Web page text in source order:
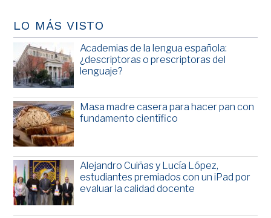
LO MÁS VISTO
Academias de la lengua española:
¿descriptoras o prescriptoras del
lenguaje?
Masa madre casera para hacer pan con
fundamento científico
Alejandro Cuiñas y Lucía López,
estudiantes premiados con un iPad por
evaluar la calidad docente